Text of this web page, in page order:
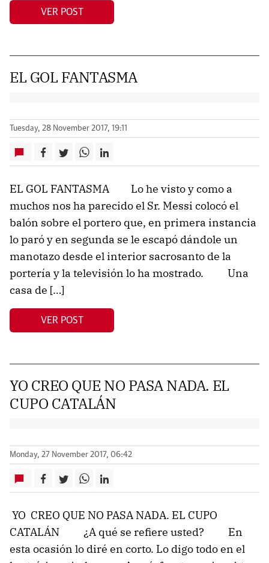
VER POST
EL GOL FANTASMA
Tuesday, 28 November 2017, 19:11
EL GOL FANTASMA Lo he visto y como a
muchos nos ha parecido el Sr. Messi colocó el
balón sobre el portero que, en primera instancia
lo paró y en segunda se le escapó dándole un
manotazo desde el interior sacrosanto de la
portería y la televisión lo ha mostrado. Una
casa de […]
VER POST
YO CREO QUE NO PASA NADA. EL
CUPO CATALÁN
Monday, 27 November 2017, 06:42
YO CREO QUE NO PASA NADA. EL CUPO
CATALÁN ¿A qué se refiere usted? En
esta ocasión lo diré en corto. Lo digo todo en el